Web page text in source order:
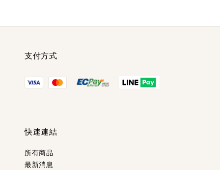
支付方式
快速連結
所有商品
最新消息